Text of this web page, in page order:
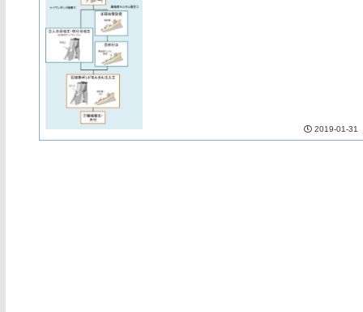
2019-01-31